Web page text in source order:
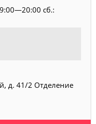
сб.:
д. 41/2 Отделение